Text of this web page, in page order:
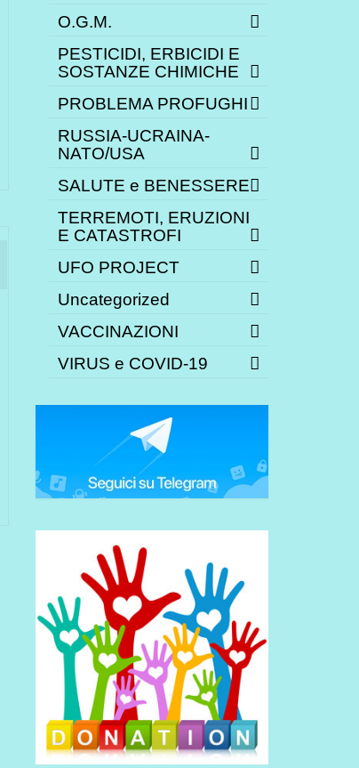
O.G.M.
PESTICIDI, ERBICIDI E
SOSTANZE CHIMICHE
PROBLEMA PROFUGHI
RUSSIA-UCRAINA-
NATO/USA
SALUTE e BENESSERE
TERREMOTI, ERUZIONI
E CATASTROFI
UFO PROJECT
Uncategorized
VACCINAZIONI
VIRUS e COVID-19